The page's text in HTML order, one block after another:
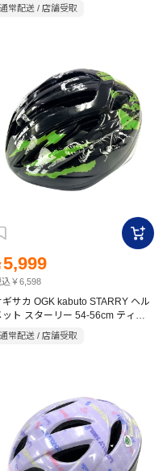
通常配送 / 店舗受取
5,999
込￥6,598
ギサカ OGK kabuto STARRY ヘル
ット スターリー 54-56cm ティラ
ブラック
通常配送 / 店舗受取